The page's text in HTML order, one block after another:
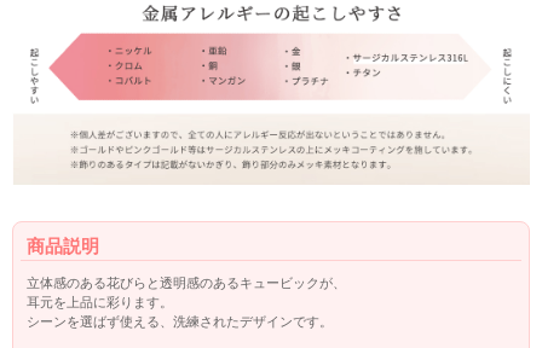
商品説明
立体感のある花びらと透明感のあるキュービックが、
耳元を上品に彩ります。
シーンを選ばず使える、洗練されたデザインです。